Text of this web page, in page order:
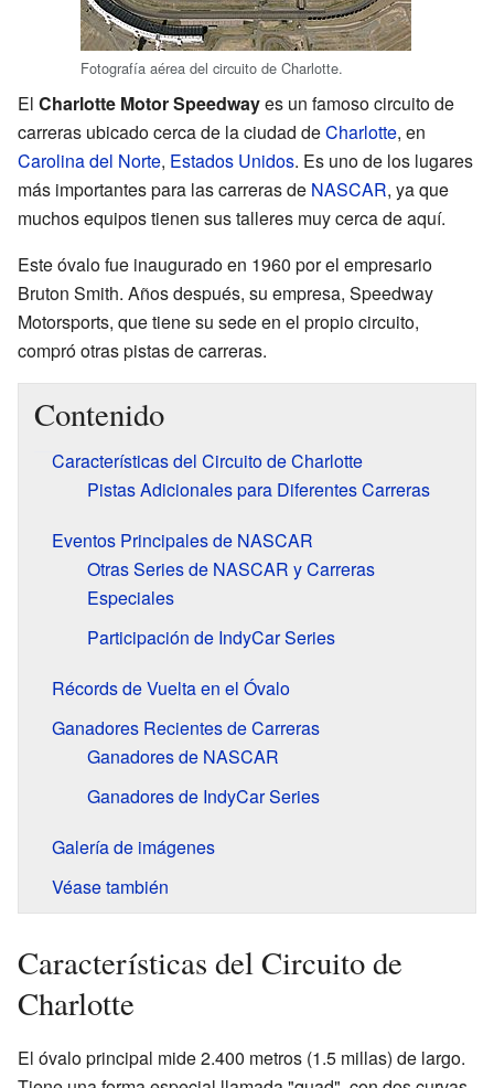
Fotografía aérea del circuito de Charlotte.
El Charlotte Motor Speedwayes un famoso circuito de
carreras ubicado cerca de la ciudad deCharlotte, en
Carolina del Norte, Estados Unidos. Es uno de los lugares
más importantes para las carreras de NASCAR, ya que
muchos equipos tienen sus talleres muy cerca de aquí.
Este óvalo fue inaugurado en 1960 por el empresario
Bruton Smith. Años después, su empresa, Speedway
Motorsports, que tiene su sede en el propio circuito,
compró otras pistas de carreras.
Contenido
Características del Circuito de Charlotte
Pistas Adicionales para Diferentes Carreras
Eventos Principales de NASCAR
Otras Series de NASCAR y Carreras
Especiales
Participación de IndyCar Series
Récords de Vuelta en el Óvalo
Ganadores Recientes de Carreras
Ganadores de NASCAR
Ganadores de IndyCar Series
Galería de imágenes
Véase también
Características del Circuito de
Charlotte
El óvalo principal mide 2.400 metros (1.5 millas) de largo.